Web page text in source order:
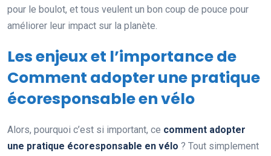
pour le boulot, et tous veulent un bon coup de pouce pour
améliorer leur impact sur la planète.
Les enjeux et l’importance de
Comment adopter une pratique
écoresponsable en vélo
Alors, pourquoi c’est si important, ce comment adopter
une pratique écoresponsable en vélo ? Tout simplement